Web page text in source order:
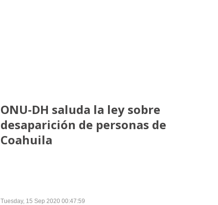
ONU-DH saluda la ley sobre
desaparición de personas de
Coahuila
Tuesday, 15 Sep 2020 00:47:59